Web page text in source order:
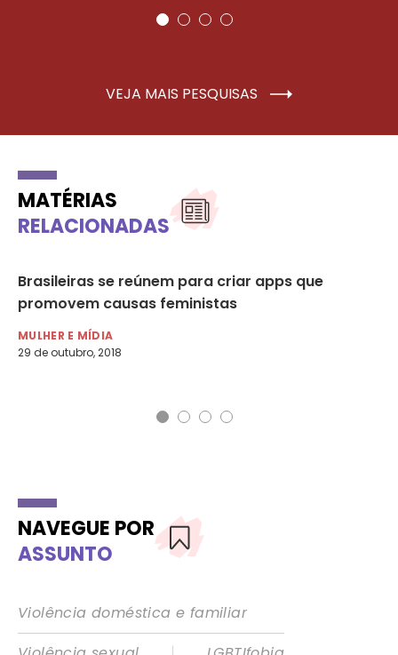
VEJA MAIS PESQUISAS
MATÉRIAS
RELACIONADAS
Brasileiras se reúnem para criar apps que
promovem causas feministas
MULHER E MÍDIA
29 de outubro, 2018
NAVEGUE POR
ASSUNTO
Violência doméstica e familiar